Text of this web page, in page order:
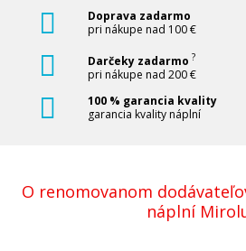
Doprava zadarmo
pri nákupe nad 100 €
Darčeky zadarmo ?
pri nákupe nad 200 €
100 % garancia kvality
garancia kvality náplní
O renomovanom
náplní